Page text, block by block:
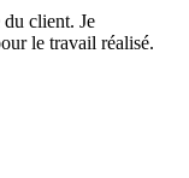
du client. Je
le travail réalisé.